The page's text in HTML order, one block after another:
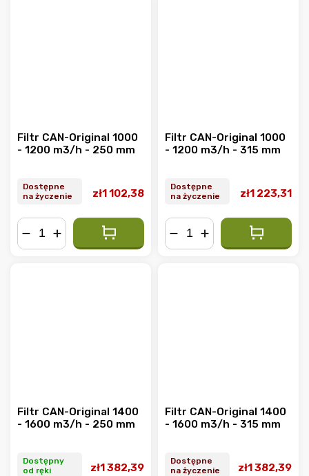
Filtr CAN-Original 1000
- 1200 m3/h - 250 mm
Dostępne
na życzenie
zł1 102,38
Filtr CAN-Original 1000
- 1200 m3/h - 315 mm
Dostępne
na życzenie
zł1 223,31
Filtr CAN-Original 1400
- 1600 m3/h - 250 mm
Dostępny
od ręki
zł1 382,39
Filtr CAN-Original 1400
- 1600 m3/h - 315 mm
Dostępne
na życzenie
zł1 382,39